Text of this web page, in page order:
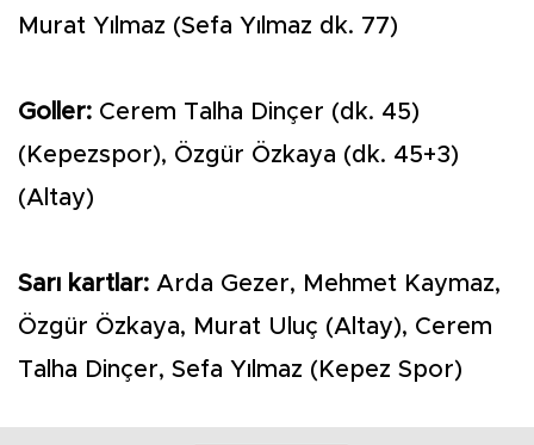
Murat Yılmaz (Sefa Yılmaz dk. 77)
Goller: Cerem Talha Dinçer (dk. 45)
(Kepezspor), Özgür Özkaya (dk. 45+3)
(Altay)
Sarı kartlar: Arda Gezer, Mehmet Kaymaz,
Özgür Özkaya, Murat Uluç (Altay), Cerem
Talha Dinçer, Sefa Yılmaz (Kepez Spor)